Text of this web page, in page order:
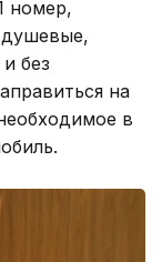
номер,
душевые,
без
на
в